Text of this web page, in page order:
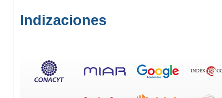
Indizaciones